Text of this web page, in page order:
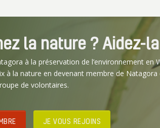
la nature ? Aidez-
à la préservation de l’environnement en
à la nature en devenant membre de
de volontaires.
JE VOUS REJOINS